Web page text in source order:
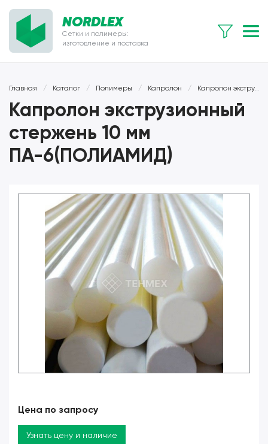
NORDLEX
Сетки и полимеры:
изготовление и поставка
Главная / Каталог / Полимеры / Капролон / Капролон экструзионный
Капролон экструзионный
стержень 10 мм
ПА-6(ПОЛИАМИД)
Цена по запросу
Узнать цену и наличие